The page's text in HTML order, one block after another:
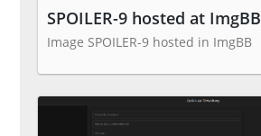
SPOILER-9 hosted at ImgBB
Image SPOILER-9 hosted in ImgBB